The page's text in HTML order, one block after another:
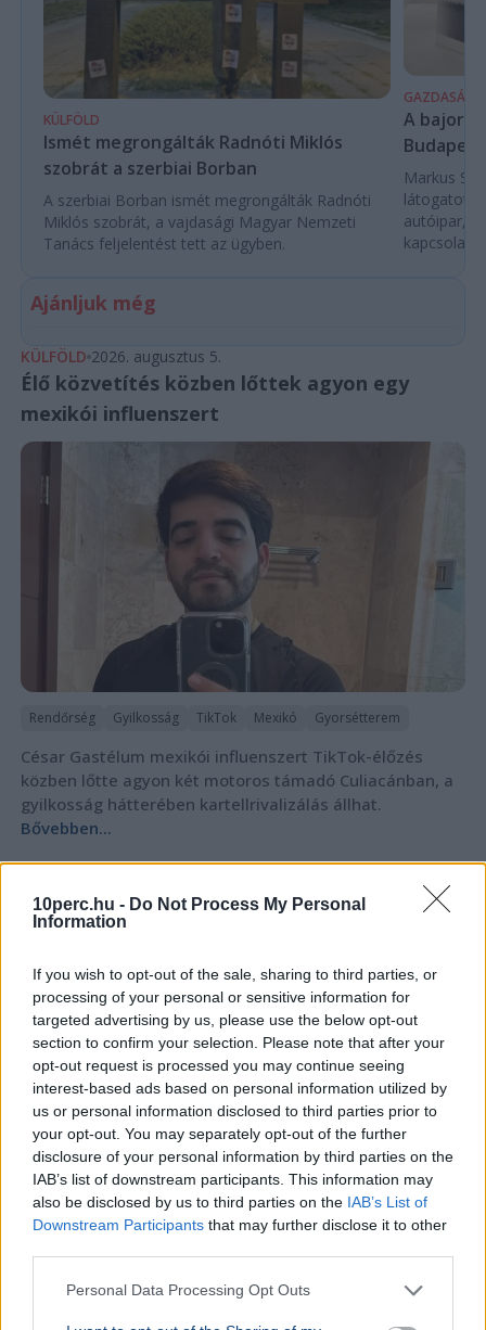
10perc.hu - Do Not Process My Personal
Information
If you wish to opt-out of the sale, sharing to third parties, or
processing of your personal or sensitive information for
targeted advertising by us, please use the below opt-out
section to confirm your selection. Please note that after your
opt-out request is processed you may continue seeing
interest-based ads based on personal information utilized by
us or personal information disclosed to third parties prior to
your opt-out. You may separately opt-out of the further
disclosure of your personal information by third parties on the
IAB’s list of downstream participants. This information may
also be disclosed by us to third parties on the IAB’s List of
Downstream Participants that may further disclose it to other
Personal Data Processing Opt Outs
KÜLFÖLD
Ismét megrongálták Radnóti Miklós
szobrát a szerbiai Borban
A szerbiai Borban ismét megrongálták Radnóti
Miklós szobrát, a vajdasági Magyar Nemzeti
Tanács feljelentést tett az ügyben.
GAZDASÁG
A bajor
Markus
látogatott
autóipar,
Ajánljuk még
KÜLFÖLD 2026. augusztus 5.
Élő közvetítés közben lőttek agyon egy
mexikói influenszert
Rendőrség Gyilkosság TikTok Mexikó Gyorsétterem
César Gastélum mexikói influenszert TikTok-élőzés
közben lőtte agyon két motoros támadó Culiacánban, a
gyilkosság hátterében kartellrivalizálás állhat.
Bővebben...
Letartóztattak egy fegyveres férfit Trump
látogatása előtt Kaliforniában